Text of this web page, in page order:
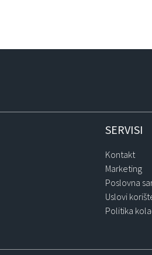
SERVISI
Kontakt
Marketing
Poslovna
Uslovi
Politika